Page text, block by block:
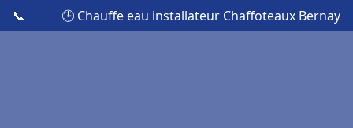
📞 🕒 Chauffe eau installateur Chaffoteaux Bernay